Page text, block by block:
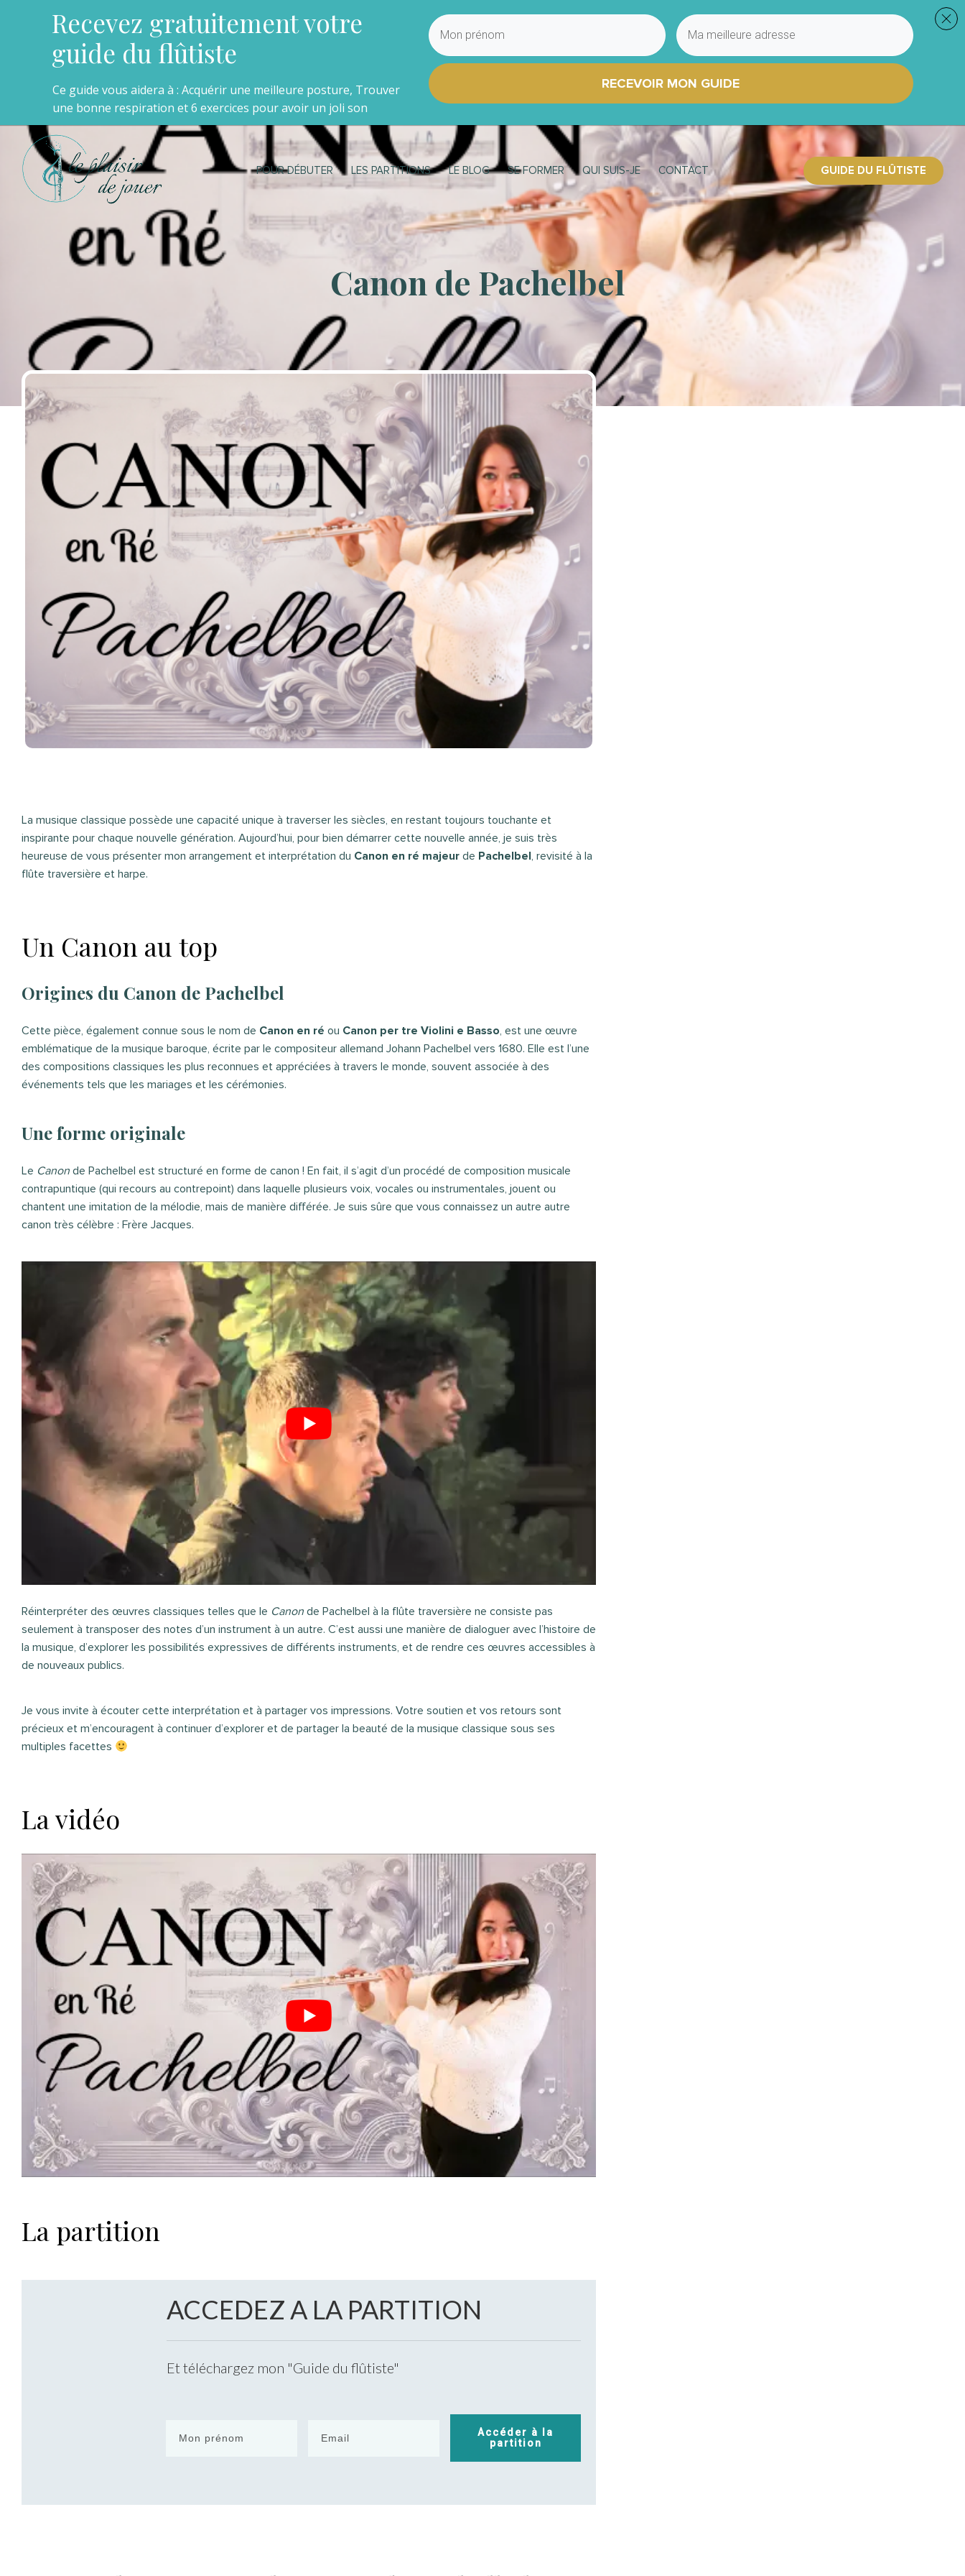
POUR DÉBUTER LES PARTITIONS LE BLOG SE FORMER QUI SUIS-JE CONTACT GUIDE DU FLÛTISTE
Canon de Pachelbel
La musique classique possède une capacité unique à traverser les siècles, en restant toujours touchante et
inspirante pour chaque nouvelle génération. Aujourd’hui, pour bien démarrer cette nouvelle année, je suis très
heureuse de vous présenter mon arrangement et interprétation du Canon en ré majeur de Pachelbel, revisité à la
flûte traversière et harpe.
Un Canon au top
Origines du Canon de Pachelbel
Cette pièce, également connue sous le nom de Canon en ré ou Canon per tre Violini e Basso, est une œuvre
emblématique de la musique baroque, écrite par le compositeur allemand Johann Pachelbel vers 1680. Elle est l’une
des compositions classiques les plus reconnues et appréciées à travers le monde, souvent associée à des
événements tels que les mariages et les cérémonies.
Une forme originale
Le Canon de Pachelbel est structuré en forme de canon ! En fait, il s’agit d’un procédé de composition musicale
contrapuntique (qui recours au contrepoint) dans laquelle plusieurs voix, vocales ou instrumentales, jouent ou
chantent une imitation de la mélodie, mais de manière différée. Je suis sûre que vous connaissez un autre autre
canon très célèbre : Frère Jacques.
Réinterpréter des œuvres classiques telles que le Canon de Pachelbel à la flûte traversière ne consiste pas
seulement à transposer des notes d’un instrument à un autre. C’est aussi une manière de dialoguer avec l’histoire de
la musique, d’explorer les possibilités expressives de différents instruments, et de rendre ces œuvres accessibles à
de nouveaux publics.
Je vous invite à écouter cette interprétation et à partager vos impressions. Votre soutien et vos retours sont
précieux et m’encouragent à continuer d’explorer et de partager la beauté de la musique classique sous ses
multiples facettes
La vidéo
La partition
ACCEDEZ A LA PARTITION
Et téléchargez mon "Guide du flûtiste"
Accéder à la
partition
Recevez gratuitement votre
guide du flûtiste
Ce guide vous aidera à : Acquérir une meilleure posture, Trouver
une bonne respiration et 6 exercices pour avoir un joli son
RECEVOIR MON GUIDE